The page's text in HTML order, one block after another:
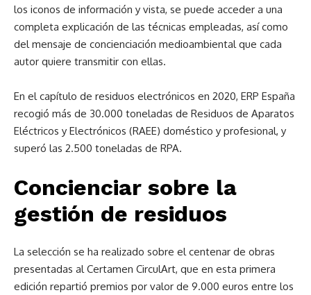
los iconos de información y vista, se puede acceder a una
completa explicación de las técnicas empleadas, así como
del mensaje de concienciación medioambiental que cada
autor quiere transmitir con ellas.
En el capítulo de residuos electrónicos en 2020, ERP España
recogió más de 30.000 toneladas de Residuos de Aparatos
Eléctricos y Electrónicos (RAEE) doméstico y profesional, y
superó las 2.500 toneladas de RPA.
Concienciar sobre la
gestión de residuos
La selección se ha realizado sobre el centenar de obras
presentadas al Certamen CirculArt, que en esta primera
edición repartió premios por valor de 9.000 euros entre los